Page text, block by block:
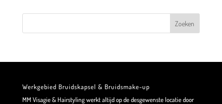
Werkgebied Bruidskapsel & Bruidsmake-up
MM Visagie & Hairstyling werkt altijd op de desgewenste locatie door